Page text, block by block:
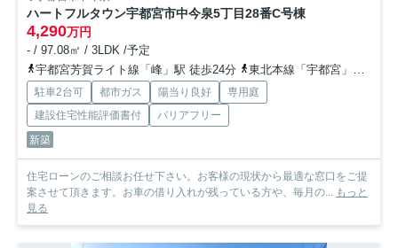
ハートフルタウン宇都宮市中今泉5丁目28番C号棟
4,290万円
- / 97.08㎡ / 3LDK /予定
宇都宮芳賀ライト線「峰」駅 徒歩24分
東北本線「宇都宮」駅 徒歩33分
駐車2台可 都市ガス 陽当り良好
専用庭
建設住宅性能評価書付
バリアフリー
新築
住宅ローンのご相談お任せ下さい。お客様の現状から最適な窓口をご提
案させて頂きます。お車の借り入れが残っている方や、毎月の... もっと
見る